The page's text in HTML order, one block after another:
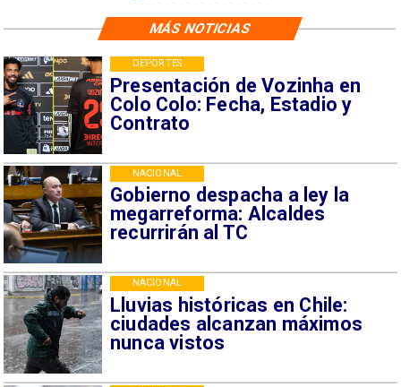
Presentación de Vozinha en
Colo Colo: Fecha, Estadio y
Contrato
DEPORTES
Gobierno despacha a ley la
megarreforma: Alcaldes
recurrirán al TC
NACIONAL
Lluvias históricas en Chile:
ciudades alcanzan máximos
nunca vistos
NACIONAL
MÁS NOTICIAS